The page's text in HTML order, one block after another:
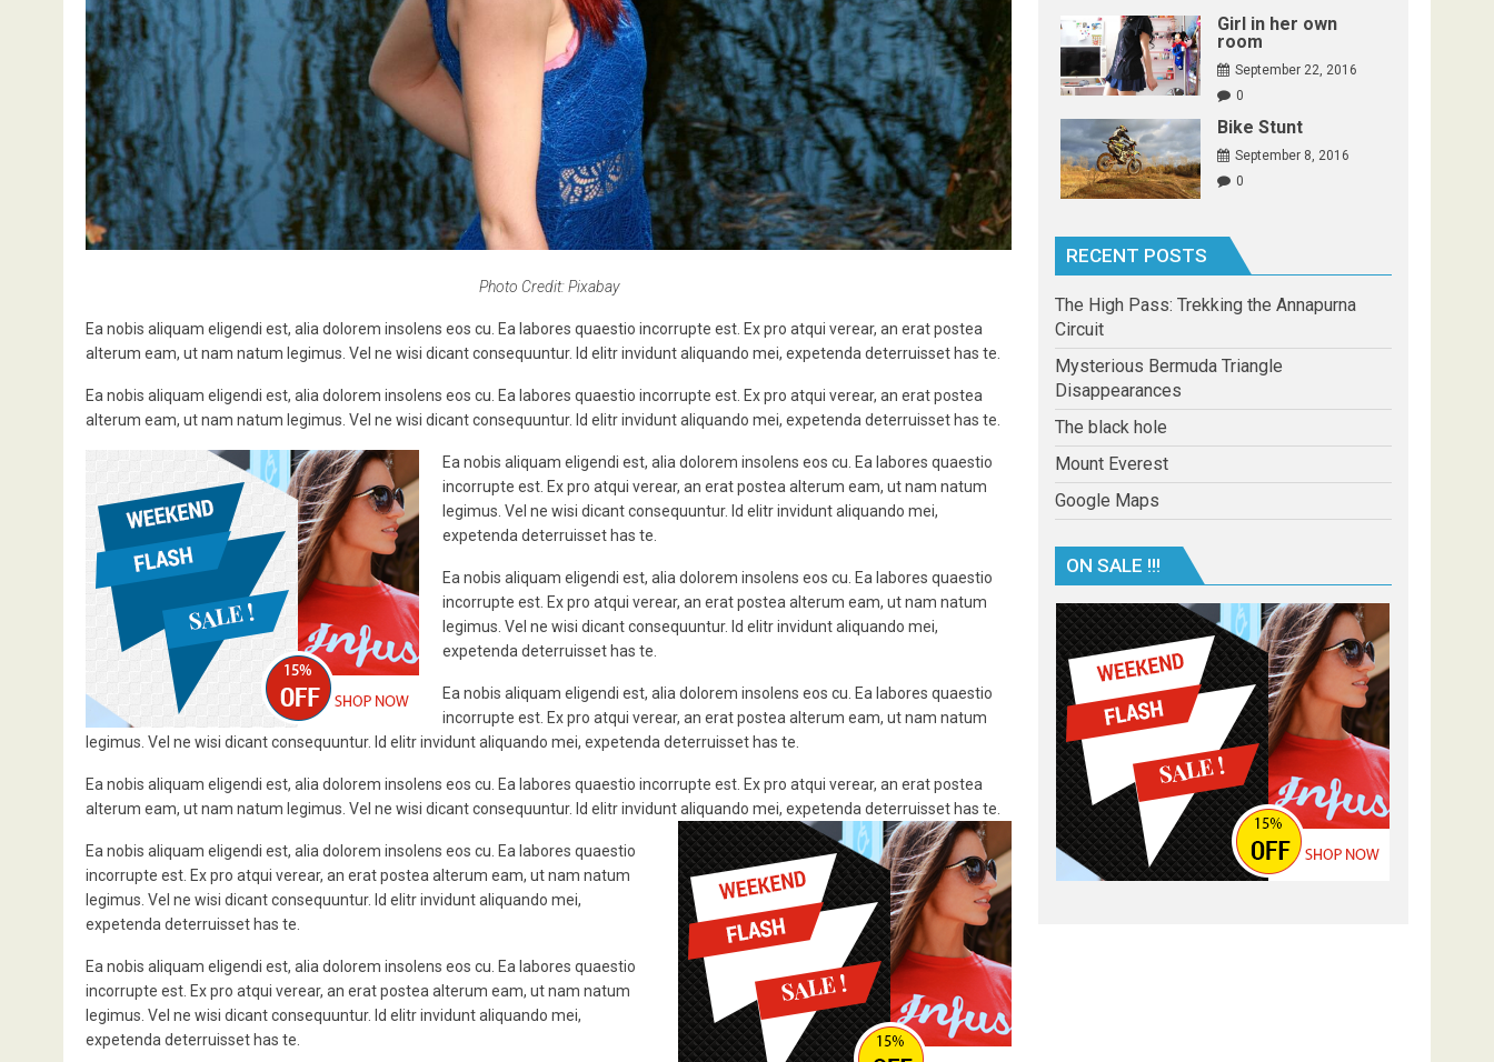
Photo Credit: Pixabay
Ea nobis aliquam eligendi est, alia dolorem insolens eos cu. Ea labores quaestio incorrupte est. Ex pro atqui verear, an erat postea
alterum eam, ut nam natum legimus. Vel ne wisi dicant consequuntur. Id elitr invidunt aliquando mei, expetenda deterruisset has te.
Ea nobis aliquam eligendi est, alia dolorem insolens eos cu. Ea labores quaestio incorrupte est. Ex pro atqui verear, an erat postea
alterum eam, ut nam natum legimus. Vel ne wisi dicant consequuntur. Id elitr invidunt aliquando mei, expetenda deterruisset has te.
Ea nobis aliquam eligendi est, alia dolorem insolens eos cu. Ea labores quaestio
incorrupte est. Ex pro atqui verear, an erat postea alterum eam, ut nam natum
legimus. Vel ne wisi dicant consequuntur. Id elitr invidunt aliquando mei,
expetenda deterruisset has te.
Ea nobis aliquam eligendi est, alia dolorem insolens eos cu. Ea labores quaestio
incorrupte est. Ex pro atqui verear, an erat postea alterum eam, ut nam natum
legimus. Vel ne wisi dicant consequuntur. Id elitr invidunt aliquando mei,
expetenda deterruisset has te.
Ea nobis aliquam eligendi est, alia dolorem insolens eos cu. Ea labores quaestio
incorrupte est. Ex pro atqui verear, an erat postea alterum eam, ut nam natum
legimus. Vel ne wisi dicant consequuntur. Id elitr invidunt aliquando mei, expetenda deterruisset has te.
Ea nobis aliquam eligendi est, alia dolorem insolens eos cu. Ea labores quaestio incorrupte est. Ex pro atqui verear, an erat postea
alterum eam, ut nam natum legimus. Vel ne wisi dicant consequuntur. Id elitr invidunt aliquando mei, expetenda deterruisset has te.
Ea nobis aliquam eligendi est, alia dolorem insolens eos cu. Ea labores quaestio
incorrupte est. Ex pro atqui verear, an erat postea alterum eam, ut nam natum
legimus. Vel ne wisi dicant consequuntur. Id elitr invidunt aliquando mei,
expetenda deterruisset has te.
Ea nobis aliquam eligendi est, alia dolorem insolens eos cu. Ea labores quaestio
incorrupte est. Ex pro atqui verear, an erat postea alterum eam, ut nam natum
legimus. Vel ne wisi dicant consequuntur. Id elitr invidunt aliquando mei,
expetenda deterruisset has te.
Girl in her own
room
September 22, 2016
0
Bike Stunt
September 8, 2016
0
RECENT POSTS
The High Pass: Trekking the Annapurna
Circuit
Mysterious Bermuda Triangle
Disappearances
The black hole
Mount Everest
Google Maps
ON SALE !!!